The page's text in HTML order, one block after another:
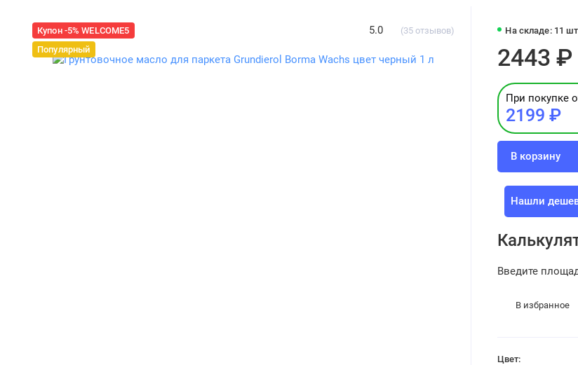
Купон -5% WELCOME5
Популярный
5.0 (35 отзывов) На складе: 11
2443 ₽
При покупке
2199 ₽
В корзину
Нашли
Введите
В избранное
Цвет: